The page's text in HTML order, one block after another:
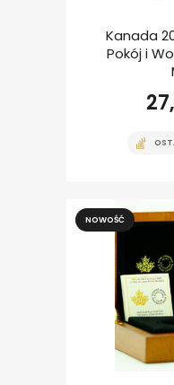
Kanada
Pokój i
NOWOŚĆ